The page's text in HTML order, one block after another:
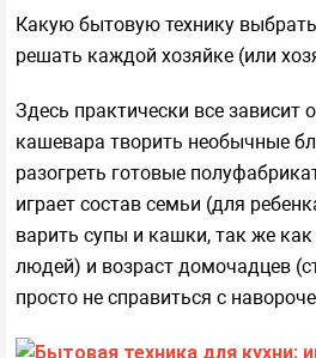
Какую бытовую технику
решать каждой хозяйке (или
Здесь практически все
кашевара творить необычные
разогреть готовые
играет состав семьи (для
варить супы и кашки, так же
людей) и возраст домочадцев
просто не справиться с